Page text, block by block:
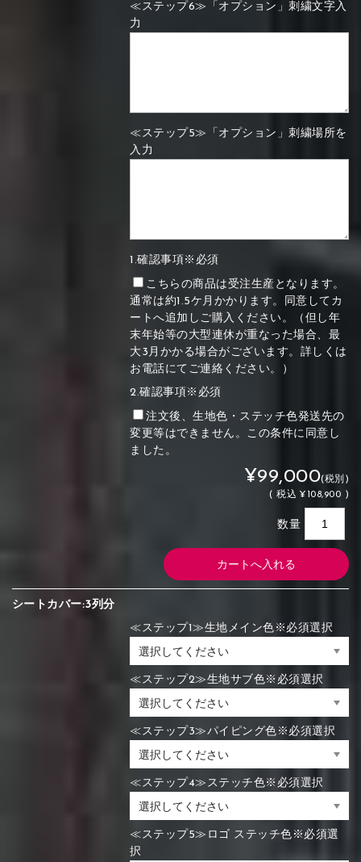
≪ステップ6≫「オプション」刺繍文字入
力
≪ステップ5≫「オプション」刺繍場所を
入力
1.確認事項※必須
こちらの商品は受注生産となります。
通常は約1.5ケ月かかります。同意してカ
ートへ追加しご購入ください。（但し年
末年始等の大型連休が重なった場合、最
大3月かかる場合がございます。詳しくは
お電話にてご連絡ください。）
2.確認事項※必須
注文後、生地色・ステッチ色発送先の
変更等はできません。この条件に同意し
ました。
¥99,000(税別)
(税込 ¥108,900 )
数量
シートカバー:3列分
≪ステップ1≫生地メイン色※必須選択
≪ステップ2≫生地サブ色※必須選択
≪ステップ3≫パイピング色※必須選択
≪ステップ4≫ステッチ色※必須選択
≪ステップ5≫ロゴ ステッチ色※必須選
択